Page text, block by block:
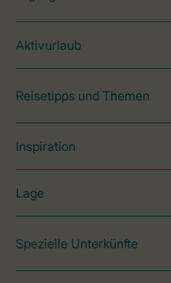
Aktivurlaub
Reisetipps und Themen
Inspiration
Lage
Spezielle Unterkünfte